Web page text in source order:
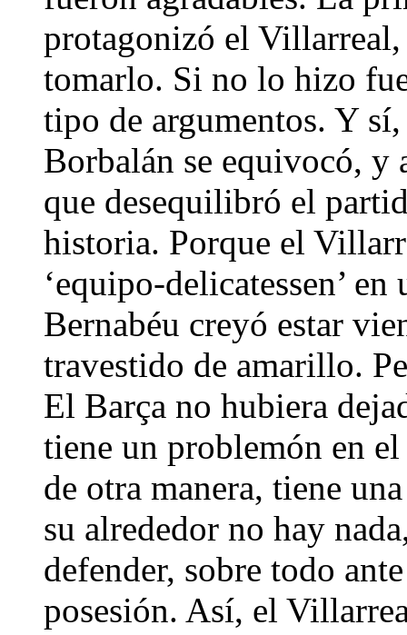
protagonizó el
tomarlo. Si no lo hizo
tipo de argumentos. Y
Borbalán se equivocó,
que desequilibró el
historia. Porque el
‘equipo-delicatessen’
Bernabéu creyó estar
travestido de amarillo.
El Barça no hubiera
tiene un problemón en
de otra manera, tiene
su alrededor no hay
defender, sobre todo
posesión. Así, el